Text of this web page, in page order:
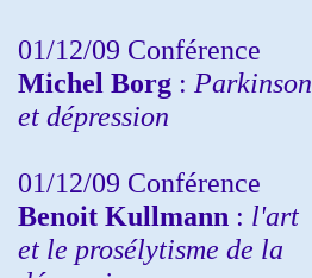
01/12/09 Conférence
Michel Borg : Parkinson
et dépression
01/12/09 Conférence
Benoit Kullmann : l'art
et le prosélytisme de la